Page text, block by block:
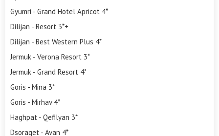
Gyumri - Grand Hotel Apricot 4*
Dilijan - Resort 3*+
Dilijan - Best Western Plus 4*
Jermuk - Verona Resort 3*
Jermuk - Grand Resort 4*
Goris - Mina 3*
Goris - Mirhav 4*
Haghpat - Qefilyan 3*
Dsoraget - Avan 4*